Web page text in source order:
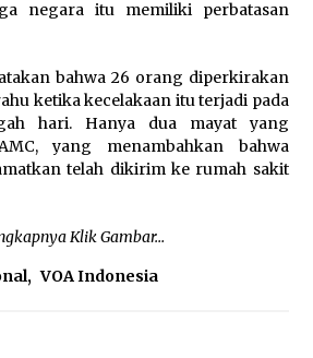
Siap Bentuk Pansus
Perempuan: Kekerasan Berbasis
Tahun 2023 Capai 289.111 Kasus
12, 2024
7, 2023
negara itu memiliki perbatasan
bahwa 26 orang diperkirakan
ketika kecelakaan itu terjadi pada
hari. Hanya dua mayat yang
yang menambahkan bahwa
telah dikirim ke rumah sakit
Klik Gambar…
, VOA Indonesia